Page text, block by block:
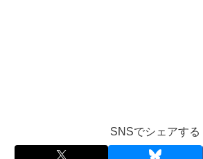
SNSでシェアする